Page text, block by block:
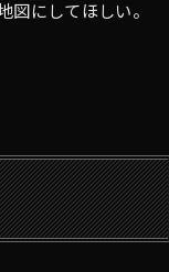
にしてほしい。